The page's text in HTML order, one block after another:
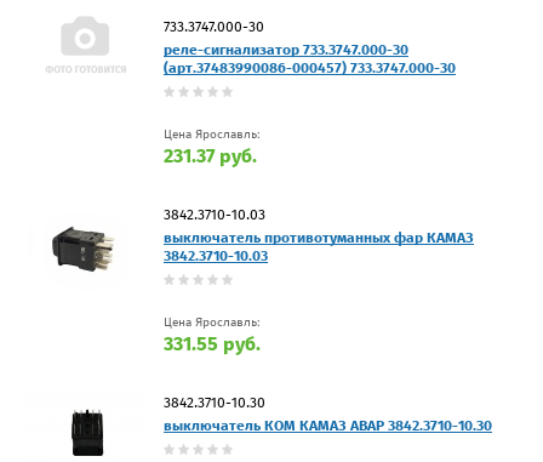
733.3747.000-30
реле-сигнализатор 733.3747.000-30
(арт.37483990086-000457) 733.3747.000-30
Цена Ярославль:
231.37 руб.
3842.3710-10.03
выключатель противотуманных фар КАМАЗ
3842.3710-10.03
Цена Ярославль:
331.55 руб.
3842.3710-10.30
выключатель КОМ КАМАЗ АВАР 3842.3710-10.30